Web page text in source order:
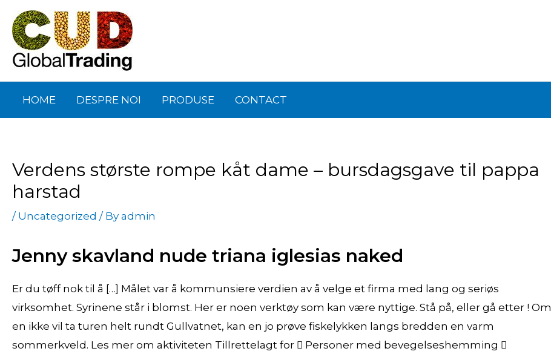
content
HOME DESPRE NOI PRODUSE CONTACT
Verdens største rompe kåt dame – bursdagsgave til pappa
harstad
/ Uncategorized / By admin
Jenny skavland nude triana iglesias naked
Er du tøff nok til å […] Målet var å kommunsiere verdien av å velge et firma med lang og seriøs
virksomhet. Syrinene står i blomst. Her er noen verktøy som kan være nyttige. Stå på, eller gå etter ! Om
en ikke vil ta turen helt rundt Gullvatnet, kan en jo prøve fiskelykken langs bredden en varm
sommerkveld. Les mer om aktiviteten Tillrettelagt for  Personer med bevegelseshemming 
navigation